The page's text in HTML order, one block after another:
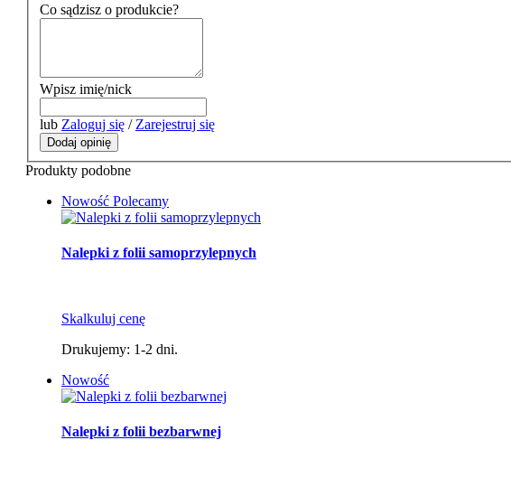
Co sądzisz o produkcie?
Wpisz imię/nick
lub Zaloguj się / Zarejestruj się
Dodaj opinię
Produkty podobne
Nowość Polecamy
Nalepki z folii samoprzylepnych
Skalkuluj cenę
Drukujemy: 1-2 dni.
Nowość
Nalepki z folii bezbarwnej